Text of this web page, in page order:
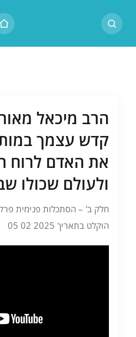
לתוכן
הרב מיכאל
קדש עצמך
את האדם לרוח
ולעולם שכולו
חלק ב' – הסתכלות פנימית
הוקלט בתאריך 2025 02 05